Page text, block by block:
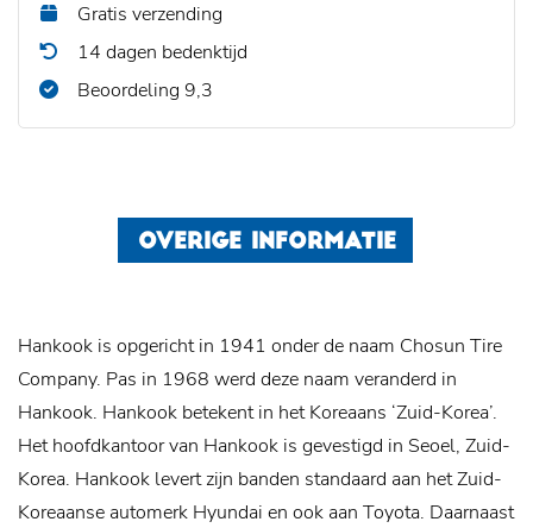
Gratis verzending
14 dagen bedenktijd
Beoordeling 9,3
OVERIGE INFORMATIE
Hankook is opgericht in 1941 onder de naam Chosun Tire
Company. Pas in 1968 werd deze naam veranderd in
Hankook. Hankook betekent in het Koreaans ‘Zuid-Korea’.
Het hoofdkantoor van Hankook is gevestigd in Seoel, Zuid-
Korea. Hankook levert zijn banden standaard aan het Zuid-
Koreaanse automerk Hyundai en ook aan Toyota. Daarnaast